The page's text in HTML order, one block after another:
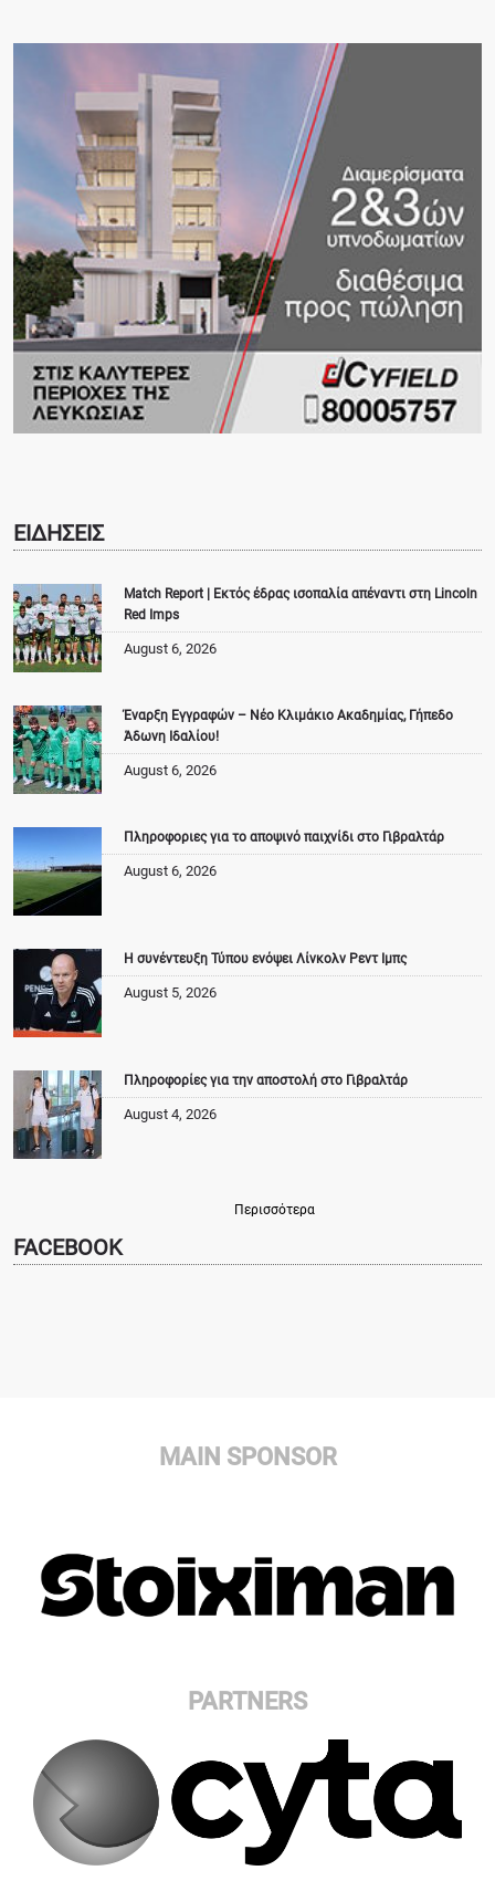
ΕΙΔΗΣΕΙΣ
Match Report | Εκτός έδρας ισοπαλία απέναντι στη Lincoln
Red Imps
August 6, 2026
Έναρξη Εγγραφών – Νέο Κλιμάκιο Ακαδημίας, Γήπεδο
Άδωνη Ιδαλίου!
August 6, 2026
Πληροφοριες για το αποψινό παιχνίδι στο Γιβραλτάρ
August 6, 2026
Η συνέντευξη Τύπου ενόψει Λίνκολν Ρεντ Ιμπς
August 5, 2026
Πληροφορίες για την αποστολή στο Γιβραλτάρ
August 4, 2026
Περισσότερα
FACEBOOK
MAIN SPONSOR
PARTNERS